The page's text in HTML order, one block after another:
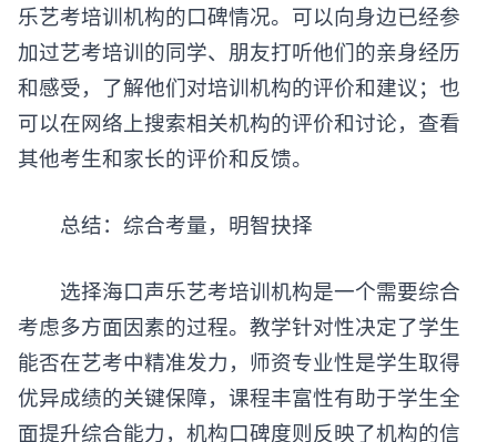
乐艺考培训机构的口碑情况。可以向身边已经参
加过艺考培训的同学、朋友打听他们的亲身经历
和感受，了解他们对培训机构的评价和建议；也
可以在网络上搜索相关机构的评价和讨论，查看
其他考生和家长的评价和反馈。
总结：综合考量，明智抉择
选择海口声乐艺考培训机构是一个需要综合
考虑多方面因素的过程。教学针对性决定了学生
能否在艺考中精准发力，师资专业性是学生取得
优异成绩的关键保障，课程丰富性有助于学生全
面提升综合能力，机构口碑度则反映了机构的信